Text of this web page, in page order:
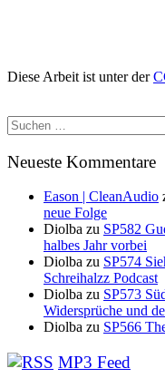
Diese Arbeit ist unter der
Suchen
nach:
Neueste Kommentare
Eason | CleanAudio
neue Folge
Diolba zu SP582
halbes Jahr vorbei
Diolba zu SP574
Schreihalzz Podcast
Diolba zu SP573
Widersprüche und
Diolba zu SP566
MP3 Feed